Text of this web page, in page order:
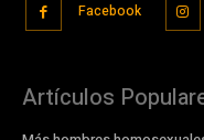
Facebook
Artículos